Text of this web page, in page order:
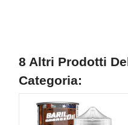
8 Altri Prodotti
Categoria: